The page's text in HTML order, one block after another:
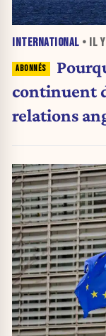
INTERNATIONAL • IL
continuent
relations